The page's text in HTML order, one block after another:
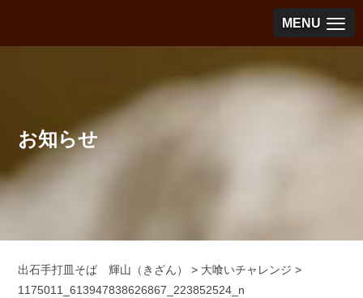
MENU
お知らせ
出石手打皿そば 輝山（きざん） > 大喰いチャレンジ >
1175011_613947838626867_223852524_n